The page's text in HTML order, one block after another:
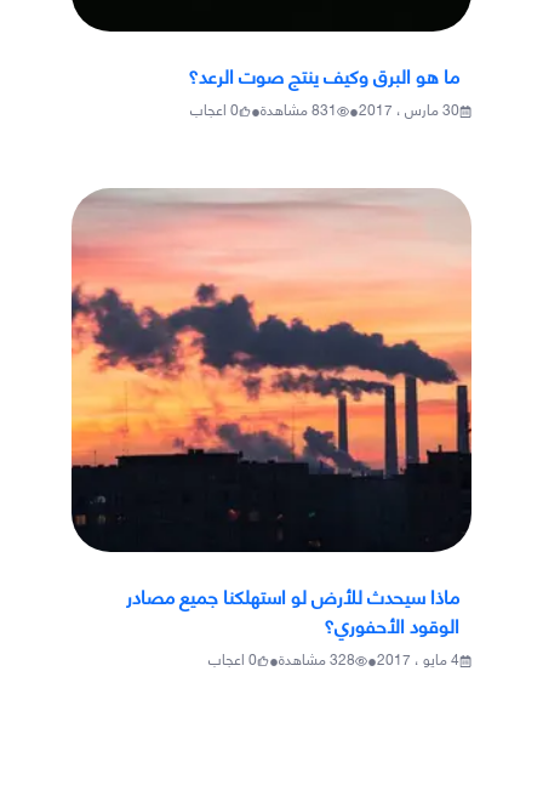
ما هو البرق وكيف ينتج صوت الرعد؟
30 مارس ، 2017 •
831مشاهدة•
0اعجاب
ماذا سيحدث للأرض لو استهلكنا جميع مصادر
الوقود الأحفوري؟
4 مايو ، 2017 •
328مشاهدة•
0اعجاب